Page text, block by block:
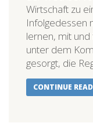
Wirtschaft zu
Infolgedessen
lernen, mit
unter dem
gesorgt, die
CONTINUE